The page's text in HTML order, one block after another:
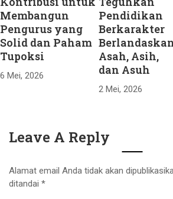
Membangun
Pengurus yang
Solid dan Paham
Tupoksi
6 Mei, 2026
Pendidikan
Berkarakter
Asah, Asih,
dan Asuh
2 Mei, 2026
Leave A Reply
Alamat email Anda tidak akan
ditandai *